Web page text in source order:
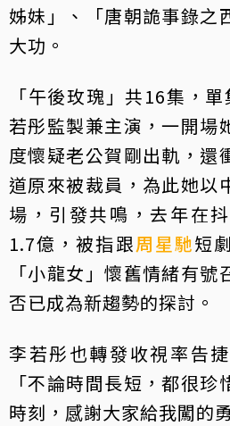
姊妹」、「唐朝詭事錄之
大功。
「午後玫瑰」共16集，
若彤監製兼主演，一開場
度懷疑老公賀剛出軌，還
道原來被裁員，為此她以
場，引發共鳴，去年在
1.7億，被指跟周星馳短
「小龍女」懷舊情緒有
否已成為新趨勢的探討。
李若彤也轉發收視率告
「不論時間長短，都很
時刻，感謝大家給我闖的